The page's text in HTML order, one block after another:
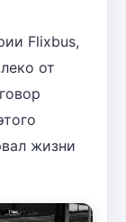
Flixbus,
от
жизни